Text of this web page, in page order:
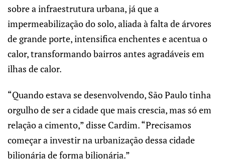
sobre a infraestrutura urbana, já que a
impermeabilização do solo, aliada à falta de árvores
de grande porte, intensifica enchentes e acentua o
calor, transformando bairros antes agradáveis em
ilhas de calor.
“Quando estava se desenvolvendo, São Paulo tinha
orgulho de ser a cidade que mais crescia, mas só em
relação a cimento,” disse Cardim. “Precisamos
começar a investir na urbanização dessa cidade
bilionária de forma bilionária.”